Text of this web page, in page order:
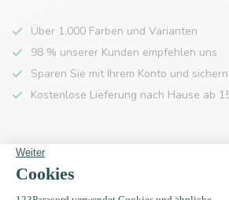
Über 1.000 Farben und Varianten
98 % unserer Kunden empfehlen uns
Sparen Sie mit Ihrem Konto und
Kostenlose Lieferung nach Hause ab
Produktbeschreibung